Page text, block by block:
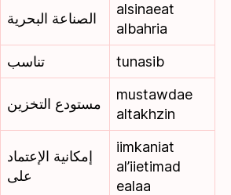
الصناعة البحرية
alsinaeat
albahria
تناسب
tunasib
مستودع التخزين
mustawdae
altakhzin
إمكانية الإعتماد
على
iimkaniat
al’iietimad
ealaa